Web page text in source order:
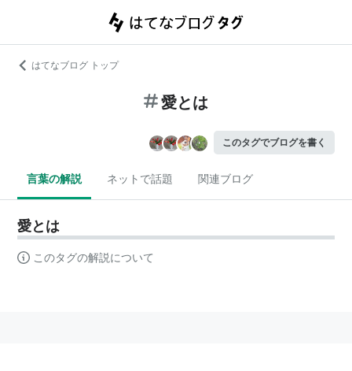
はてなブログ トップ
愛とは
このタグでブログを書く
言葉の解説 ネットで話題 関連ブログ
愛とは
このタグの解説について